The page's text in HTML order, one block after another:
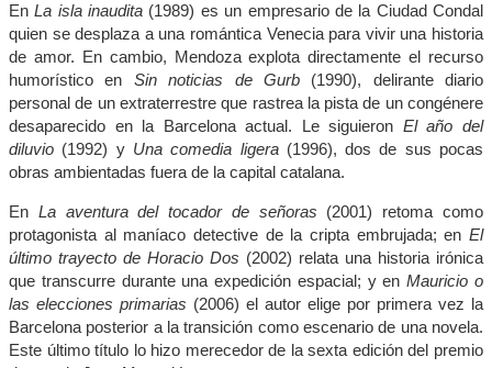
EnLa isla inaudita (1989) es un empresario de la Ciudad Condal
quien se desplaza a una romántica Venecia para vivir una historia
de amor. En cambio, Mendoza explota directamente el recurso
humorístico en Sin noticias de Gurb(1990), delirante diario
personal de un extraterrestre que rastrea la pista de un congénere
desaparecido en la Barcelona actual. Le siguieron El año del
diluvio (1992) y Una comedia ligera(1996), dos de sus pocas
obras ambientadas fuera de la capital catalana.
En La aventura del tocador de señoras (2001) retoma como
protagonista al maníaco detective de la cripta embrujada; en El
último trayecto de Horacio Dos (2002) relata una historia irónica
que transcurre durante una expedición espacial; y enMauricio o
las elecciones primarias (2006) el autor elige por primera vez la
Barcelona posterior a la transición como escenario de una novela.
Este último título lo hizo merecedor de la sexta edición del premio